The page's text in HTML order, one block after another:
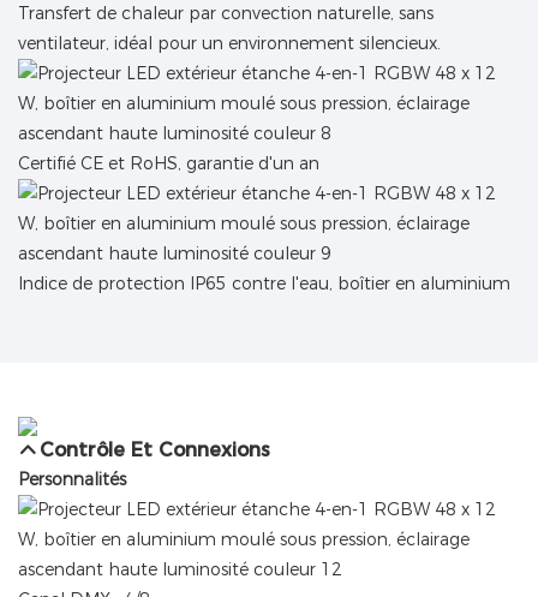
Transfert de chaleur par convection naturelle, sans
ventilateur, idéal pour un environnement silencieux.
Certifié CE et RoHS, garantie d'un an
Indice de protection IP65 contre l'eau, boîtier en aluminium
Contrôle Et Connexions
Personnalités